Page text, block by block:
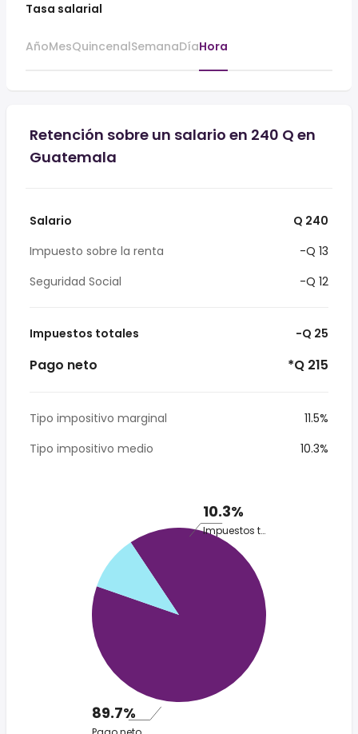
Tasa salarial
AñoMesQuincenalSemanaDíaHora
Retención sobre un salario en 240 Q en
Guatemala
Salario
Q 240
Impuesto sobre la renta
-Q 13
Seguridad Social
-Q 12
Impuestos totales -Q 25
Pago neto *Q 215
Tipo impositivo marginal
11.5%
Tipo impositivo medio
10.3%
10.3%
Impuestos totales
89.7%